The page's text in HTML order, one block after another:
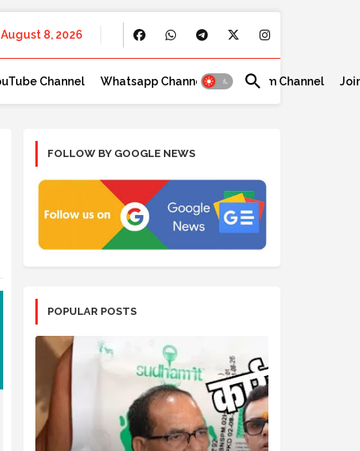
August 8, 2026
Channel Whatsapp Channel Telegram Channel
FOLLOW BY GOOGLE NEWS
POPULAR POSTS